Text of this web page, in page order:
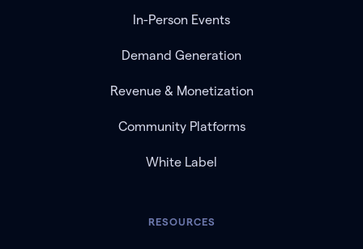
In-Person Events
Demand Generation
Revenue & Monetization
Community Platforms
White Label
RESOURCES